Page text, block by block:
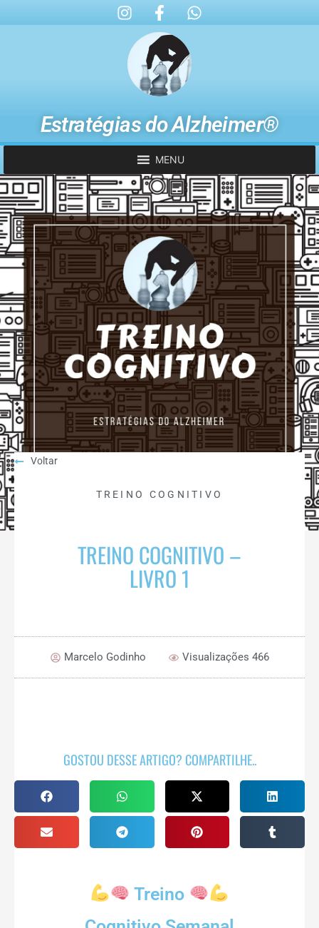
Estratégias do Alzheimer®
MENU
Voltar
TREINO COGNITIVO
TREINO COGNITIVO –
LIVRO 1
Marcelo Godinho Visualizações 466
GOSTOU DESSE ARTIGO? COMPARTILHE..
Treino